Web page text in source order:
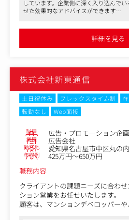
ず、PRやイベントなども含めて総
ンの企画/提案、取り組みが可能です
●本質的な課題の抽出と解決に導く
応じて、営業とともにプレゼンテー
ンもあります。
しています。企業側に深く入り込んで
せた効果的なアドバイスができます
●実績次第で高待遇を目指せる会社であ
援する上で福利厚生面も充実しています
●コロナ禍で広告会社の業績が軒並み下
詳細を見る
株式会社新東通信
土日祝休み フレックスタイム制
転勤なし
Web面接
職種 広告・プロモーション企
業種 広告会社
勤務地 愛知県名古屋市中区丸の
年収例
425万円～650万円
職務内容
クライアントの課題ニーズに合わ
ション営業をお任せいたします。
顧客は、マンションデベロッパー